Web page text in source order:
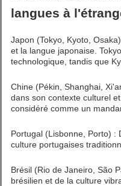
langues à
Japon (Tokyo, Kyoto,
et la langue japonaise.
technologique, tandis que
Chine (Pékin, Shanghai,
dans son contexte culturel
considéré comme un
Portugal (Lisbonne, Porto) :
culture portugaises
Brésil (Rio de Janeiro, São
brésilien et de la culture